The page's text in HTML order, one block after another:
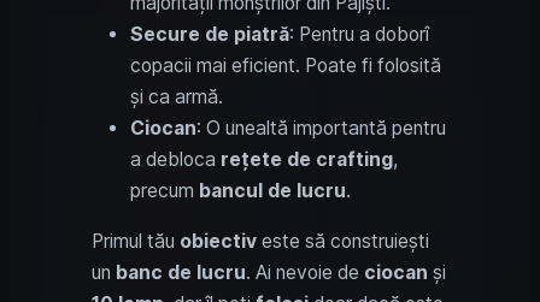
Secure de piatră: Pentru a doborî
copacii mai eficient. Poate fi folosită
și ca armă.
Ciocan: O unealtă importantă pentru
a debloca rețete de crafting,
precum bancul de lucru.
Primul tău obiectiv este să construiești
un banc de lucru. Ai nevoie de ciocan și